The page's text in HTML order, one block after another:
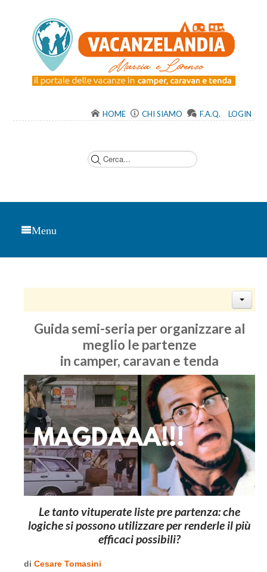
HOME CHI SIAMO F.A.Q. LOGIN
Menu
Guida semi-seria per organizzare al
meglio le partenze
in camper, caravan e tenda
Le tanto vituperate liste pre partenza: che
logiche si possono utilizzare per renderle il più
efficaci possibili?
di Cesare Tomasini